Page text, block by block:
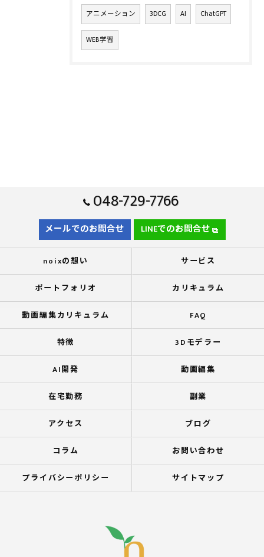
アニメーション 3DCG AI ChatGPT
WEB学習
048-729-7766
メールでのお問合せ LINEでのお問合せ
noixの想い サービス
ポートフォリオ カリキュラム
動画編集カリキュラム FAQ
特徴 3Dモデラー
AI開発 動画編集
在宅勤務 副業
アクセス ブログ
コラム お問い合わせ
プライバシーポリシー サイトマップ